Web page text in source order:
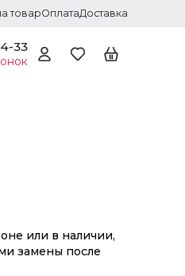
товарОплатаДоставка
33
или в наличии,
замены после